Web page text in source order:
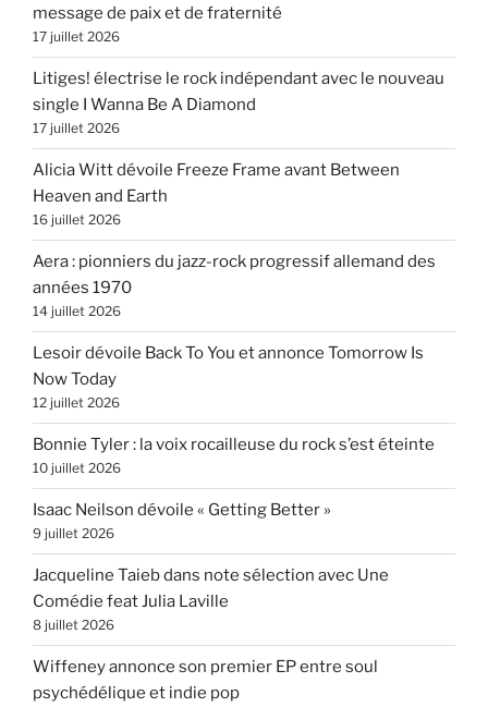
message de paix et de fraternité
17 juillet 2026
Litiges! électrise le rock indépendant avec le nouveau
single I Wanna Be A Diamond
17 juillet 2026
Alicia Witt dévoile Freeze Frame avant Between
Heaven and Earth
16 juillet 2026
Aera : pionniers du jazz-rock progressif allemand des
années 1970
14 juillet 2026
Lesoir dévoile Back To You et annonce Tomorrow Is
Now Today
12 juillet 2026
Bonnie Tyler : la voix rocailleuse du rock s’est éteinte
10 juillet 2026
Isaac Neilson dévoile « Getting Better »
9 juillet 2026
Jacqueline Taieb dans note sélection avec Une
Comédie feat Julia Laville
8 juillet 2026
Wiffeney annonce son premier EP entre soul
psychédélique et indie pop